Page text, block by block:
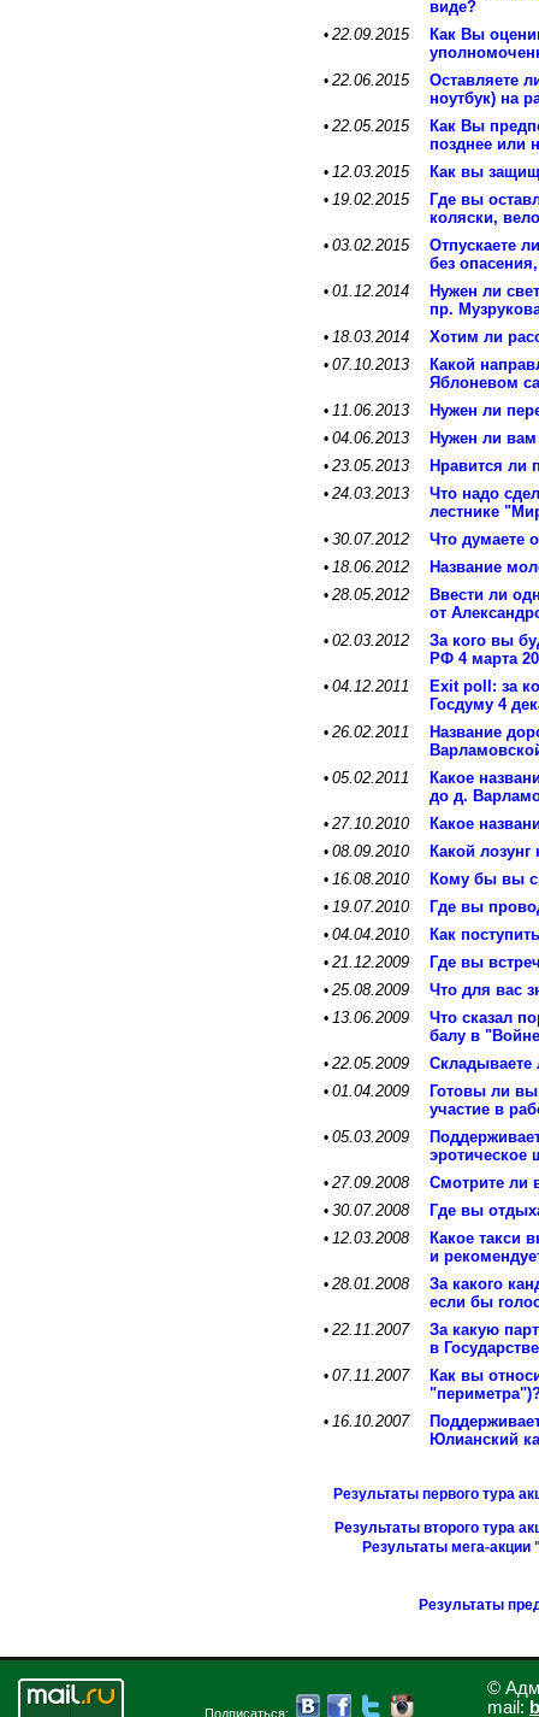
виде?
• 22.09.2015
Как Вы
• 22.06.2015
Оставляете
ноутбук) на
• 22.05.2015
Как Вы
позднее или
• 12.03.2015 Как вы
• 19.02.2015
Где вы
коляски,
• 03.02.2015
Отпускаете
без
• 01.12.2014
Нужен ли
пр.
• 18.03.2014 Хотим ли
• 07.10.2013
Какой
Яблоневом
• 11.06.2013 Нужен ли
• 04.06.2013 Нужен ли вам
• 23.05.2013 Нравится ли
• 24.03.2013
Что надо
лестнике
• 30.07.2012 Что думаете
• 18.06.2012 Название
• 28.05.2012
Ввести ли
от
• 02.03.2012
За кого вы
РФ 4 марта
• 04.12.2011
Exit poll: за
Госдуму 4
• 26.02.2011
Название
• 05.02.2011
Какое
до д.
• 27.10.2010 Какое
• 08.09.2010 Какой
• 16.08.2010 Кому бы вы
• 19.07.2010 Где вы
• 04.04.2010 Как
• 21.12.2009 Где вы
• 25.08.2009 Что для вас
• 13.06.2009
Что сказал
балу в
• 22.05.2009 Складываете
• 01.04.2009
Готовы ли
участие в
• 05.03.2009
эротическое
• 27.09.2008 Смотрите ли
• 30.07.2008 Где вы
• 12.03.2008
Какое такси
и
• 28.01.2008
За какого
если бы
• 22.11.2007
За какую
в
• 07.11.2007
Как вы
• 16.10.2007
Юлианский
Результаты первого тура
Результаты второго тура
Результаты мега-акции
Результаты
Подписаться:
©
mail: